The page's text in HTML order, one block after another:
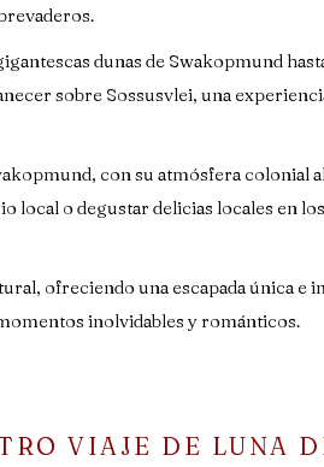
dunas de Swakopmund
sobre Sossusvlei, una
con su atmósfera colonial
local o degustar delicias locales en
ofreciendo una escapada única e
inolvidables y románticos.
VIAJE DE LUNA